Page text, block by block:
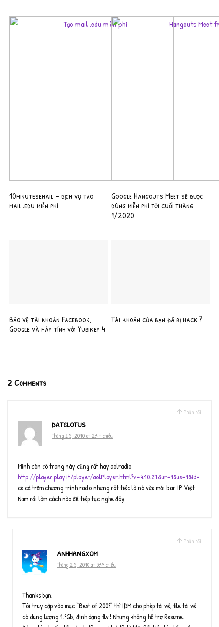
10minutesemail – dịch vụ tạo
mail .edu miễn phí
Google Hangouts Meet sẽ được
dùng miễn phí tới cuối tháng
9/2020
Bảo vệ tài khoản Facebook,
Google và máy tính với Yubikey 4
Tài khoản của bạn đã bị hack ?
2 Comments
Phản hồi
DATGLOTUS
Tháng 2 5, 2010 at 2:47 chiều
Mình còn có trang này cũng rất hay aolradio
http://player.play.it/player/aolPlayer.html?v=4.10.27&ur=1&us=1&id=
có cả trăm chương trình radio nhưng rât tiếc là nó vừa mới ban IP Việt
Nam rồi làm cách nào để tiếp tục nghe đây
Phản hồi
ANHHANGXOM
Tháng 2 5, 2010 at 5:49 chiều
Thanks bạn,
Tôi truy cập vào mục “Best of 2009” thì IDM cho phép tải về, file tải về
có dung lượng 1.9Gb, định dạng flv ! Nhưng không hỗ trợ Resume.